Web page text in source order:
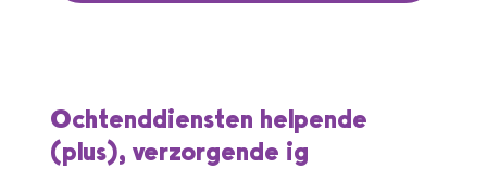
Ochtenddiensten helpende
(plus), verzorgende ig